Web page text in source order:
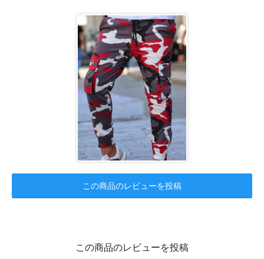
この商品のレビューを投稿
この商品のレビューを投稿